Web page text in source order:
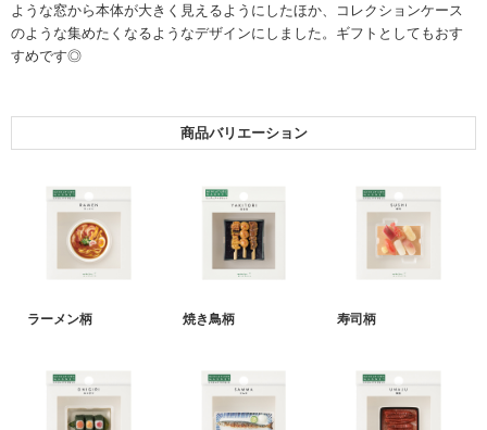
ような窓から本体が大きく見えるようにしたほか、コレクションケース
のような集めたくなるようなデザインにしました。ギフトとしてもおす
すめです◎
商品バリエーション
ラーメン柄 焼き鳥柄 寿司柄